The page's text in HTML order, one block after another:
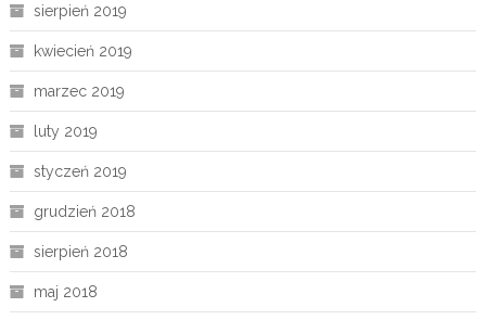
sierpień 2019
kwiecień 2019
marzec 2019
luty 2019
styczeń 2019
grudzień 2018
sierpień 2018
maj 2018